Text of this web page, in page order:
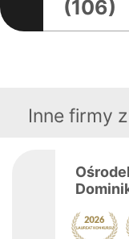
(106)
Inne firmy